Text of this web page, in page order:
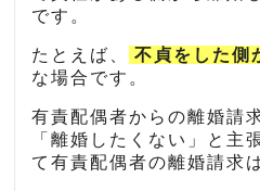
です。
たとえば、 不貞をした側
な場合です。
有責配偶者からの離婚請
「離婚したくない」と主
て有責配偶者の離婚請求